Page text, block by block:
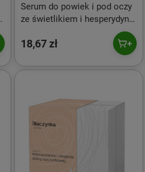
Serum do powiek i pod oczy
ze świetlikiem i hesperydyną
18,67 zł